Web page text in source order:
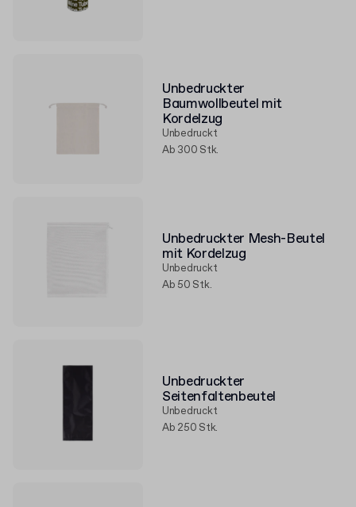
Unbedruckter
Baumwollbeutel mit
Kordelzug
Unbedruckt
Ab 300 Stk.
Unbedruckter Mesh-Beutel
mit Kordelzug
Unbedruckt
Ab 50 Stk.
Unbedruckter
Seitenfaltenbeutel
Unbedruckt
Ab 250 Stk.